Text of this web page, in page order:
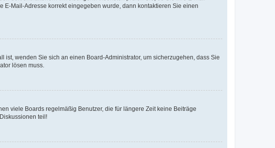
Mail-Adresse korrekt eingegeben wurde, dann kontaktieren Sie einen
ist, wenden Sie sich an einen Board-Administrator, um sicherzugehen, dass Sie
lösen muss.
viele Boards regelmäßig Benutzer, die für längere Zeit keine Beiträge
teil!